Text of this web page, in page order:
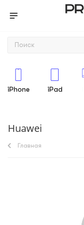
iPhone iPad
Huawei
Главная